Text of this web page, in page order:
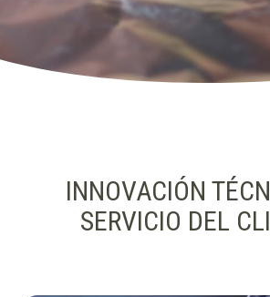
INNOVACIÓN
SERVICIO DEL